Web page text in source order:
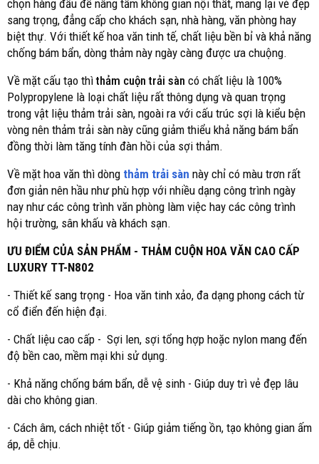
chọn hàng đầu để nâng tầm không gian nội thất, mang lại vẻ đẹp
sang trọng, đẳng cấp cho khách sạn, nhà hàng, văn phòng hay
biệt thự. Với thiết kế hoa văn tinh tế, chất liệu bền bỉ và khả năng
chống bám bẩn, dòng thảm này ngày càng được ưa chuộng.
Về mặt cấu tạo thìthảm cuộn trải sàn có chất liệu là 100%
Polypropylene là loại chất liệu rất thông dụng và quan trọng
trong vật liệu thảm trải sàn, ngoài ra với cấu trúc sợi là kiểu bện
vòng nên thảm trải sàn này cũng giảm thiểu khả năng bám bẩn
đồng thời làm tăng tính đàn hồi của sợi thảm.
Về mặt hoa văn thì dòng thảm trải sàn này chỉ có màu trơn rất
đơn giản nên hầu như phù hợp với nhiều dạng công trình ngày
nay như các công trình văn phòng làm việc hay các công trình
hội trường, sân khấu và khách sạn.
ƯU ĐIỂM CỦA SẢN PHẨM - THẢM CUỘN HOA VĂN CAO CẤP
LUXURY TT-N802
- Thiết kế sang trọng - Hoa văn tinh xảo, đa dạng phong cách từ
cổ điển đến hiện đại.
- Chất liệu cao cấp - Sợi len, sợi tổng hợp hoặc nylon mang đến
độ bền cao, mềm mại khi sử dụng.
- Khả năng chống bám bẩn, dễ vệ sinh - Giúp duy trì vẻ đẹp lâu
dài cho không gian.
- Cách âm, cách nhiệt tốt - Giúp giảm tiếng ồn, tạo không gian ấm
áp, dễ chịu.